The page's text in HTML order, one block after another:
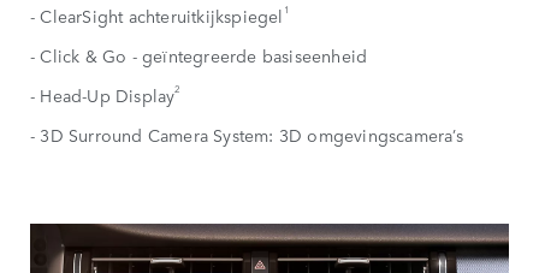
- ClearSight achteruitkijkspiegel 1
- Click & Go - geïntegreerde basiseenheid
- Head-Up Display2
- 3D Surround Camera System: 3D omgevingscamera’s